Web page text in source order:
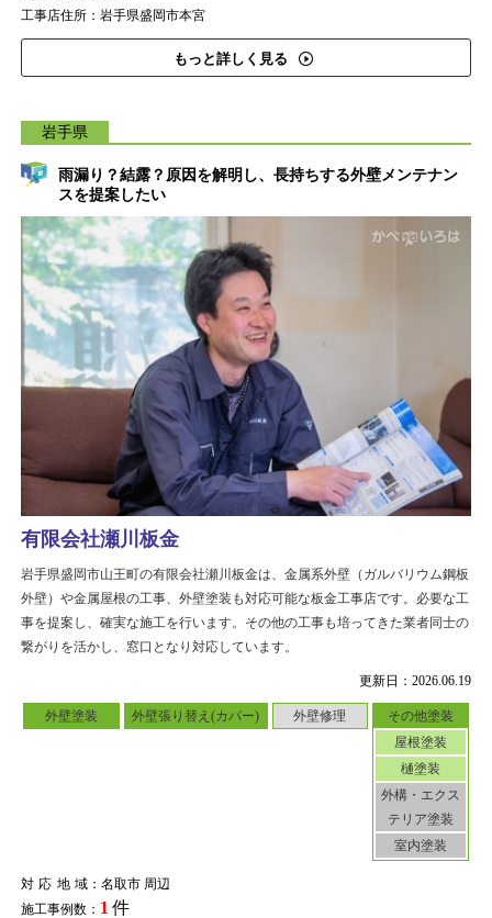
工事店住所：岩手県盛岡市本宮
もっと詳しく見る
岩手県
雨漏り？結露？原因を解明し、長持ちする外壁メンテナン
スを提案したい
更新日：2026.06.19
外壁塗装 外壁張り替え(カバー) 外壁修理
その他塗装
屋根塗装
樋塗装
外構・エクス
テリア塗装
室内塗装
対応地域：名取市 周辺
施工事例数： 1 件
有限会社瀬川板金
岩手県盛岡市山王町の有限会社瀬川板金は、金属系外壁（ガルバリウム鋼板
外壁）や金属屋根の工事、外壁塗装も対応可能な板金工事店です。必要な工
事を提案し、確実な施工を行います。その他の工事も培ってきた業者同士の
繋がりを活かし、窓口となり対応しています。